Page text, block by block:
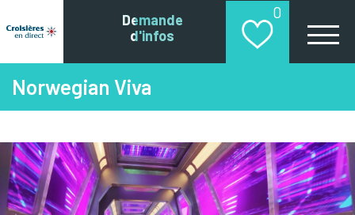
Demande
d'infos
0
Norwegian Viva